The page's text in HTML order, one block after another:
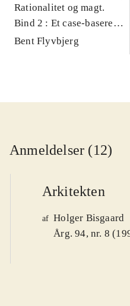
Rationalitet og magt.
Bind 2 : Et case-baseret
studie af planlægning,
Bent Flyvbjerg
Anmeldelser (12)
Arkitekten
af Holger Bisgaard
Årg. 94, nr. 8